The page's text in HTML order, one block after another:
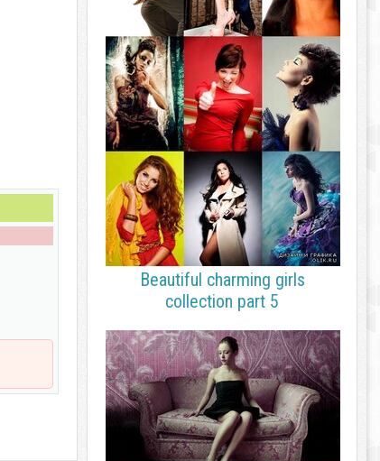
Beautiful charming girls
collection part 5